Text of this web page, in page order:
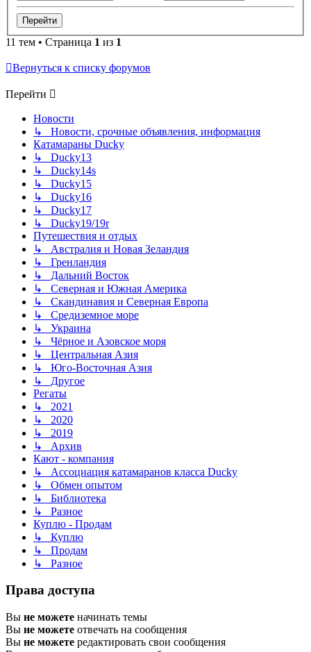
11 тем • Страница 1 из 1
Вернуться к списку форумов
Перейти
Новости
↳ Новости, срочные объявления, информация
Катамараны Ducky
↳ Ducky13
↳ Ducky14s
↳ Ducky15
↳ Ducky16
↳ Ducky17
↳ Ducky19/19r
Путешествия и отдых
↳ Австралия и Новая Зеландия
↳ Гренландия
↳ Дальний Восток
↳ Северная и Южная Америка
↳ Скандинавия и Северная Европа
↳ Средиземное море
↳ Украина
↳ Чёрное и Азовское моря
↳ Центральная Азия
↳ Юго-Восточная Азия
↳ Другое
Регаты
↳ 2021
↳ 2020
↳ 2019
↳ Архив
Кают - компания
↳ Ассоциация катамаранов класса Ducky
↳ Обмен опытом
↳ Библиотека
↳ Разное
Куплю - Продам
↳ Куплю
↳ Продам
↳ Разное
Права доступа
Вы не можете начинать темы
Вы не можете отвечать на сообщения
Вы не можете редактировать свои сообщения